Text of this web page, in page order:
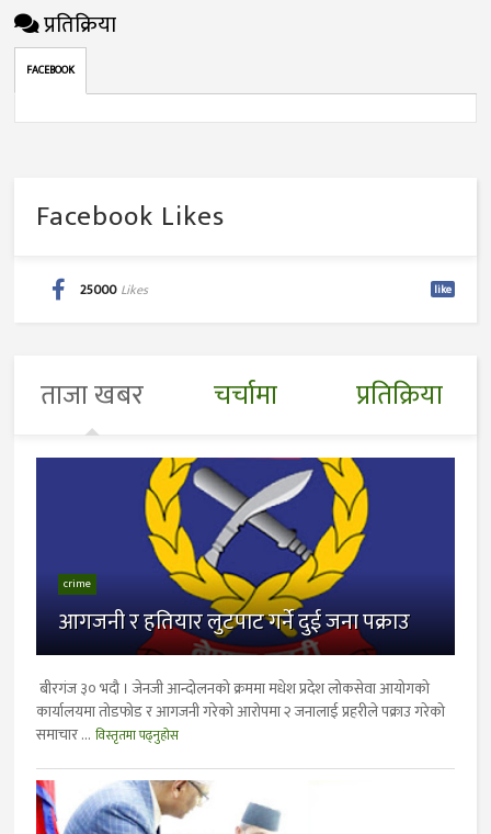
प्रतिक्रिया
FACEBOOK
Facebook Likes
25000 Likes like
ताजा खबर चर्चामा प्रतिक्रिया
crime
आगजनी र हतियार लुटपाट गर्ने दुई जना पक्राउ
बीरगंज ३० भदाै । जेनजी आन्दोलनको क्रममा मधेश प्रदेश लोकसेवा आयोगको
कार्यालयमा तोडफोड र आगजनी गरेको आरोपमा २ जनालाई प्रहरीले पक्राउ गरेको
समाचार ... विस्तृतमा पढ्नुहोस